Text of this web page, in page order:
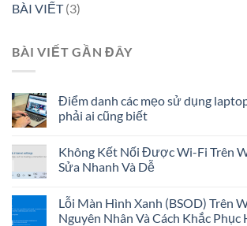
BÀI VIẾT(3)
BÀI VIẾT GẦN ĐÂY
Điểm danh các mẹo sử dụng
phải ai cũng biết
Không Kết Nối Được Wi-Fi Trên
Sửa Nhanh Và Dễ
Lỗi Màn Hình Xanh (BSOD) Trên
Nguyên Nhân Và Cách Khắc Phục